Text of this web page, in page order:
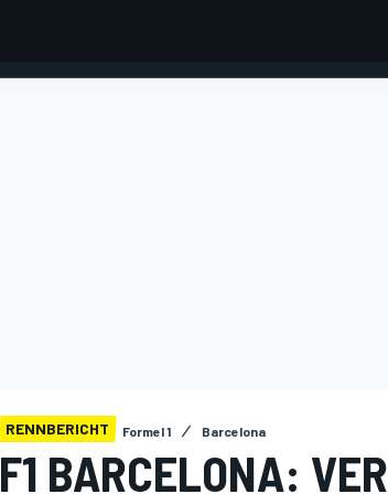
RENNBERICHT Formel 1 Barcelona
F1 BARCELONA: